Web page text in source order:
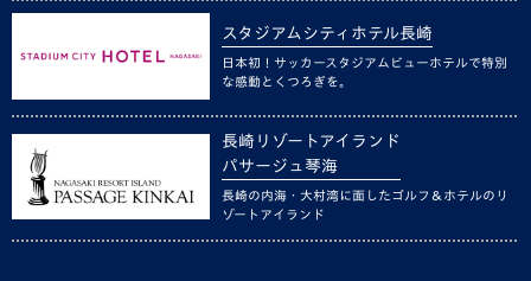
スタジアムシティホテル長崎
日本初！サッカースタジアムビューホテルで特別
な感動とくつろぎを。
長崎リゾートアイランド
パサージュ琴海
長崎の内海・大村湾に面したゴルフ＆ホテルのリ
ゾートアイランド